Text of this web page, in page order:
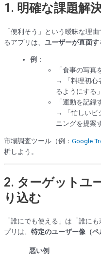
1. 明確な課題解
「便利そう」という曖昧な理
るアプリは、 ユーザーが直面
例 ：
「食事の写真
→ 「料理初心
るようにする
「運動を記録
→ 「忙しいビ
ニングを提案
市場調査ツール（例： Google
析しよう。
2. ターゲットユ
り込む
「誰にでも使える」は「誰に
プリは、 特定のユーザー像（ペ
悪い例